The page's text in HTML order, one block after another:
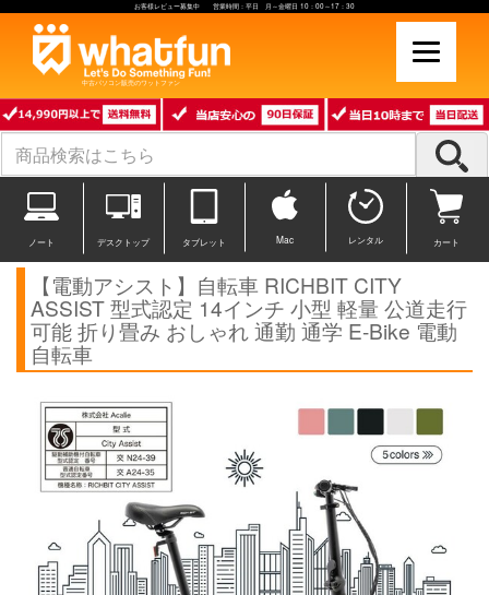
お客様レビュー募集中 営業時間：平日 月～金曜日 10：00～17：30
中古パソコン販売のワットファン
ノート デスクトップ タブレット Mac レンタル カート
【電動アシスト】自転車 RICHBIT CITY
ASSIST 型式認定 14インチ 小型 軽量 公道走行
可能 折り畳み おしゃれ 通勤 通学 E-Bike 電動
自転車